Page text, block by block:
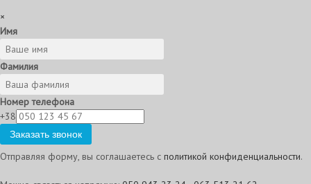
×
Имя
Фамилия
Номер телефона
+38
Заказать звонок
Отправляя форму, вы соглашаетесь с политикой конфиденциальности.